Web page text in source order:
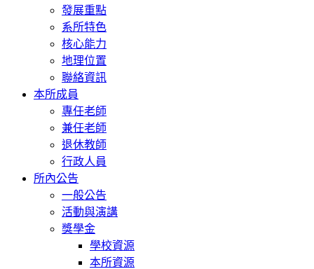
發展重點
系所特色
核心能力
地理位置
聯絡資訊
本所成員
專任老師
兼任老師
退休教師
行政人員
所內公告
一般公告
活動與演講
獎學金
學校資源
本所資源